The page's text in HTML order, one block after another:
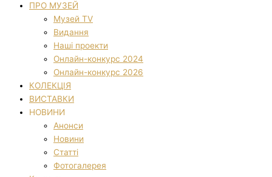
ПРО МУЗЕЙ
Музей TV
Видання
Наші проекти
Онлайн-конкурс 2024
Онлайн-конкурс 2026
КОЛЕКЦІЯ
ВИСТАВКИ
НОВИНИ
Анонси
Новини
Статті
Фотогалерея